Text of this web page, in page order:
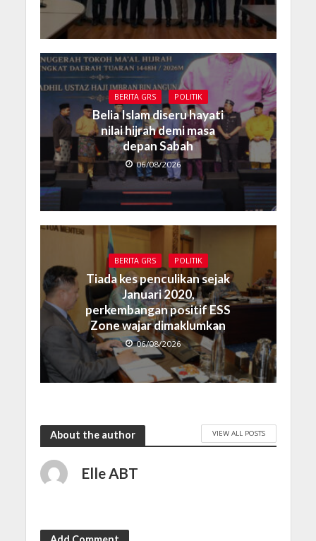
BERITA GRS POLITIK
Belia Islam diseru hayati
nilai hijrah demi masa
depan Sabah
06/08/2026
BERITA GRS POLITIK
Tiada kes penculikan sejak
Januari 2020,
perkembangan positif ESS
Zone wajar dimaklumkan
06/08/2026
About the author VIEW ALL POSTS
Elle ABT